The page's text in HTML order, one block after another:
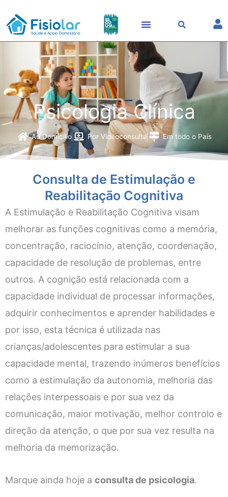
content
Psicologia Clínica
Ao Domicílio Por Videoconsulta Em todo o País
Consulta de Estimulação e
Reabilitação Cognitiva
A Estimulação e Reabilitação Cognitiva visam
melhorar as funções cognitivas como a memória,
concentração, raciocínio, atenção, coordenação,
capacidade de resolução de problemas, entre
outros. A cognição está relacionada com a
capacidade individual de processar informações,
adquirir conhecimentos e aprender habilidades e
por isso, esta técnica é utilizada nas
crianças/adolescentes para estimular a sua
capacidade mental, trazendo inúmeros benefícios
como a estimulação da autonomia, melhoria das
relações interpessoais e por sua vez da
comunicação, maior motivação, melhor controlo e
direção da atenção, o que por sua vez resulta na
melhoria da memorização.
Marque ainda hoje a consulta de psicologia.